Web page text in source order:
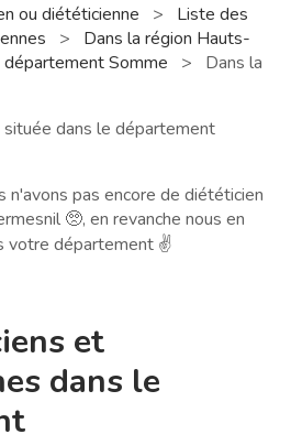
ou diététicienne >
Liste des
>
Dans la région Hauts-
département Somme >
Dans la
dans le département
n'avons pas encore de diététicien
🥺, en revanche nous en
votre département ✌️
et
dans le